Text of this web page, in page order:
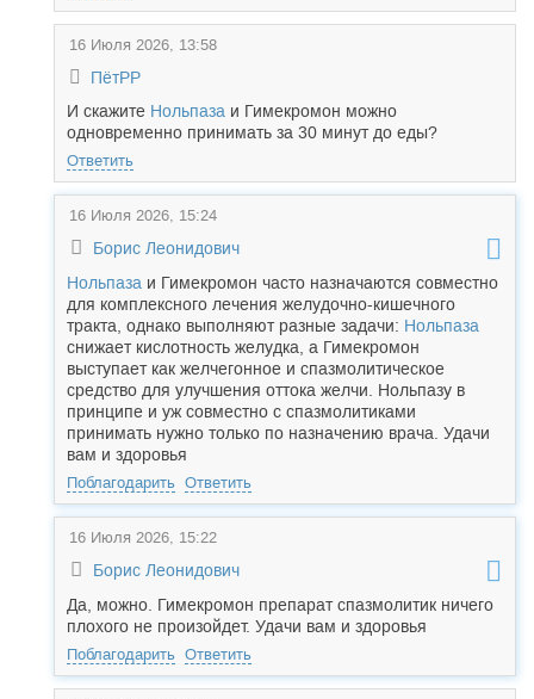
16 Июля 2026, 13:58
ПётРР
И скажите Нольпаза и Гимекромон можно
одновременно принимать за 30 минут до еды?
Ответить
16 Июля 2026, 15:24
Борис Леонидович
Нольпаза и Гимекромон часто назначаются совместно
для комплексного лечения желудочно-кишечного
тракта, однако выполняют разные задачи: Нольпаза
снижает кислотность желудка, а Гимекромон
выступает как желчегонное и спазмолитическое
средство для улучшения оттока желчи. Нольпазу в
принципе и уж совместно с спазмолитиками
принимать нужно только по назначению врача. Удачи
вам и здоровья
Поблагодарить Ответить
16 Июля 2026, 15:22
Борис Леонидович
Да, можно. Гимекромон препарат спазмолитик ничего
плохого не произойдет. Удачи вам и здоровья
Поблагодарить Ответить